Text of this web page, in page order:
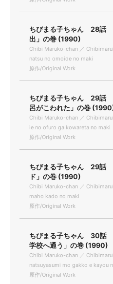
ちびまる子ちゃん 28話
出」の巻 (1990)
Chibi Maruko-chan ／
natsu no omoide no maki
原作/Original Work
ちびまる子ちゃん 29話
呂がこわれた」の巻
Chibi Maruko-chan ／
ie no ofuro ga kowareta no maki
原作/Original Work
ちびまる子ちゃん 29話
ド」の巻 (1990)
Chibi Maruko-chan ／
maho kado no maki
原作/Original Work
ちびまる子ちゃん 30話
学校へ通う」の巻 (1990)
Chibi Maruko-chan ／
natsuyasumi mo gakko e kayou
原作/Original Work